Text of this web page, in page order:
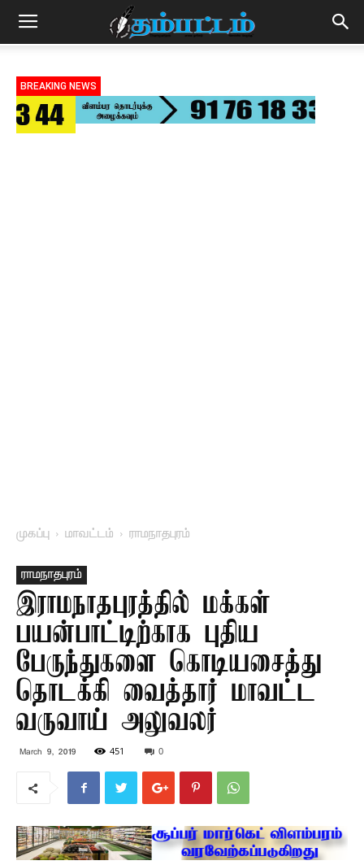
BREAKING NEWS
முகப்பு மாவட்டம் ராமநாதபுரம்
ராமநாதபுரம்
இராமநாதபுரத்தில் மக்கள்
பயன்பாட்டிற்காக புதிய
பேருந்துகளை கொடியசைத்து
தொடக்கி வைத்தார் மாவட்ட
வருவாய் அலுவலர்
March 9, 2019 451 0